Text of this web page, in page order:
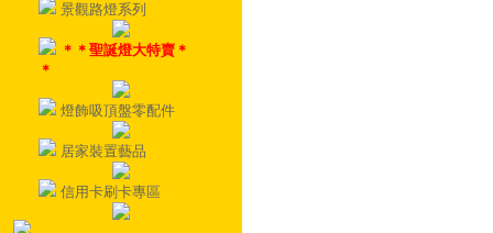
景觀路燈系列
＊＊聖誕燈大特賣＊
＊
燈飾吸頂盤零配件
居家裝置藝品
信用卡刷卡專區